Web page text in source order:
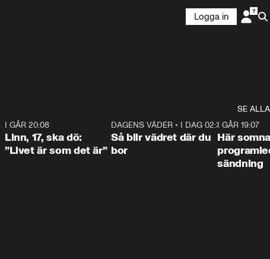
Logga in
SE ALLA
I GÅR 20:08
Linn, 17, ska dö:
”Livet är som det är”
1:06
DAGENS VÄDER • I DAG 02:30
Så blir vädret där du
bor
I GÅR 19:07
Här
sändning